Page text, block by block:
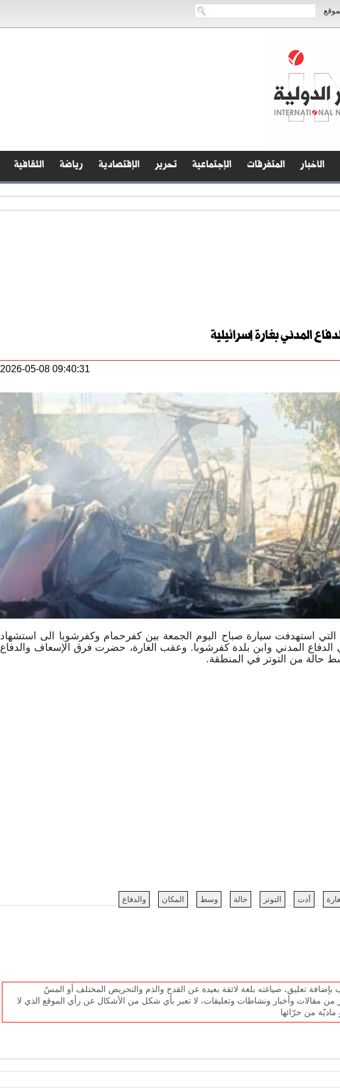
الأخبار المتفرقات الإجتماعية تحرير الإقتصادية رياضة الثقافية
المدني بغارة إسرائيلية
2026-05-08 09:40:31
التي استهدفت سيارة صباح اليوم الجمعة بين كفرحمام وكفرشوبا الى استشهاد
المدني وابن بلدة كفرشوبا. وعقب الغارة، حضرت فرق الإسعاف والدفاع
حالة من التوتر في المنطقة.
أدت التوتر حالة وسط المكان والدفاع
تعليق، صياغته بلغة لائقة بعيدة عن القدح والذم والتحريض المختلف أو المسّ
من مقالات وأخبار ونشاطات وتعليقات، لا تعبر بأي شكل من الأشكال عن رأي الموقع الذي لا